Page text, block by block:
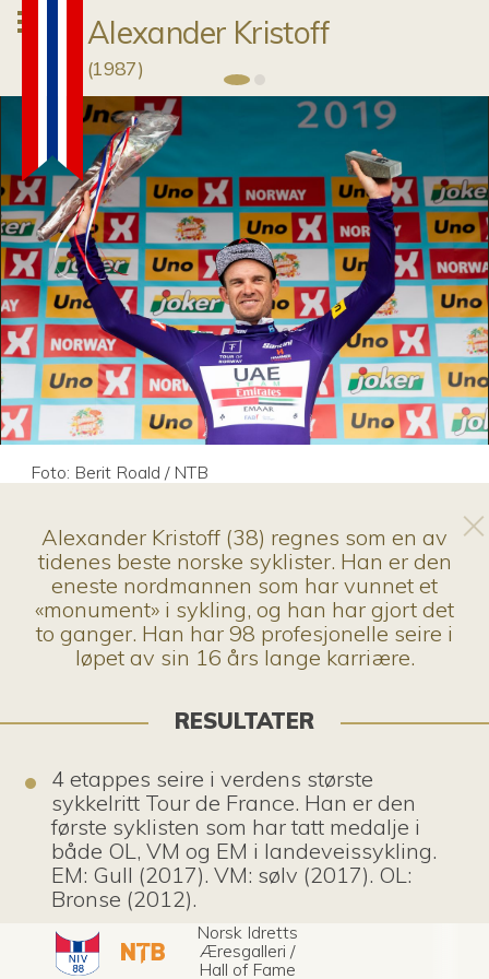
Alexander Kristoff
(1987)
Foto: Berit Roald / NTB
Alexander Kristoff (38) regnes som en av
tidenes beste norske syklister. Han er den
eneste nordmannen som har vunnet et
«monument» i sykling, og han har gjort det
to ganger. Han har 98 profesjonelle seire i
løpet av sin 16 års lange karriære.
RESULTATER
4 etappes seire i verdens største
sykkelritt Tour de France. Han er den
første syklisten som har tatt medalje i
både OL, VM og EM i landeveissykling.
EM: Gull (2017). VM: sølv (2017). OL:
Bronse (2012).
Norsk Idretts
Æresgalleri /
Hall of Fame